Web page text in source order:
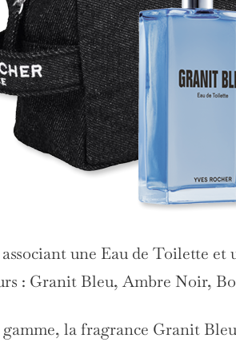
une Eau de Toilette
: Granit Bleu, Ambre Noir,
la fragrance Granit